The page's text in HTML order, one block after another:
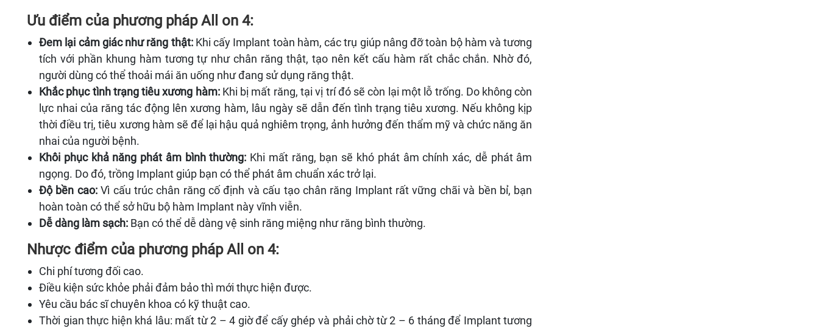
Ưu điểm của phương pháp All on 4:
Đem lại cảm giác như răng thật:Khi cấy Implant toàn hàm, các trụ giúp nâng đỡ toàn bộ hàm và tương
tích với phần khung hàm tương tự như chân răng thật, tạo nên kết cấu hàm rất chắc chắn. Nhờ đó,
người dùng có thể thoải mái ăn uống như đang sử dụng răng thật.
Khắc phục tình trạng tiêu xương hàm:Khi bị mất răng, tại vị trí đó sẽ còn lại một lỗ trống. Do không còn
lực nhai của răng tác động lên xương hàm, lâu ngày sẽ dẫn đến tình trạng tiêu xương. Nếu không kịp
thời điều trị, tiêu xương hàm sẽ để lại hậu quả nghiêm trọng, ảnh hưởng đến thẩm mỹ và chức năng ăn
nhai của người bệnh.
Khôi phục khả năng phát âm bình thường: Khi mất răng, bạn sẽ khó phát âm chính xác, dễ phát âm
ngọng. Do đó, trồng Implant giúp bạn có thể phát âm chuẩn xác trở lại.
Độ bền cao:Vì cấu trúc chân răng cố định và cấu tạo chân răng Implant rất vững chãi và bền bỉ, bạn
hoàn toàn có thể sở hữu bộ hàm Implant này vĩnh viễn.
Dễ dàng làm sạch: Bạn có thể dễ dàng vệ sinh răng miệng như răng bình thường.
Nhược điểm của phương pháp All on 4:
Chi phí tương đối cao.
Điều kiện sức khỏe phải đảm bảo thì mới thực hiện được.
Yêu cầu bác sĩ chuyên khoa có kỹ thuật cao.
Thời gian thực hiện khá lâu: mất từ 2 – 4 giờ để cấy ghép và phải chờ từ 2 – 6 tháng để Implant tương